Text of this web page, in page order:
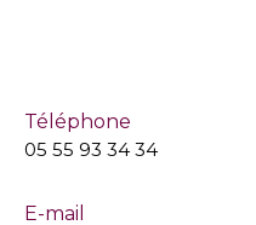
Téléphone
05 55 93 34 34
E-mail